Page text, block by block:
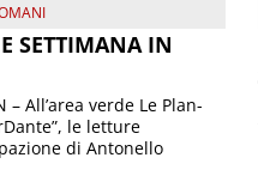
SETTIMANA IN
– All’area verde Le Plan-
le letture
di Antonello